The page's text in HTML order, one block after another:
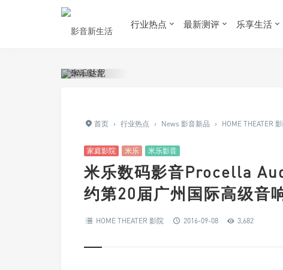
行业热点 最新测评 乐享生活
首页 › 行业热点 › News 影音新品 › HOME THEATER
家庭影院 米乐 米乐影音
米乐数码影音Procella
约第20届广州国际高级音
HOME THEATER 影院 2016-09-08 3,682